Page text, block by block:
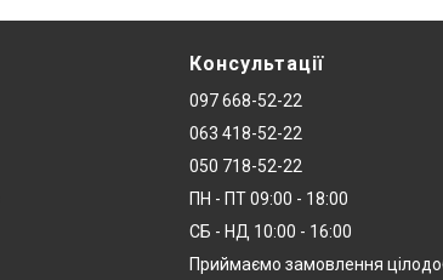
Консультації
097 668-52-22
063 418-52-22
050 718-52-22
ПН - ПТ 09:00 - 18:00
СБ - НД 10:00 - 16:00
Приймаємо замовлення